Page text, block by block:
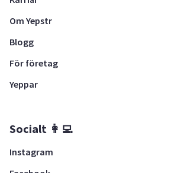
Om Yepstr
Blogg
För företag
Yeppar
Socialt 👩‍💻
Instagram